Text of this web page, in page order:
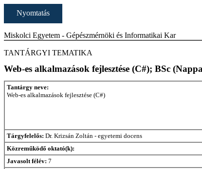
Nyomtatás
Miskolci Egyetem - Gépészmérnöki és Informatikai Kar
TANTÁRGYI TEMATIKA
Web-es alkalmazások fejlesztése (C#); BSc
Tantárgy neve:
Web-es alkalmazások fejlesztése (C#)
Tárgyfelelős: Dr. Krizsán Zoltán - egyetemi docens
Közreműködő oktató(k):
Javasolt félév: 7